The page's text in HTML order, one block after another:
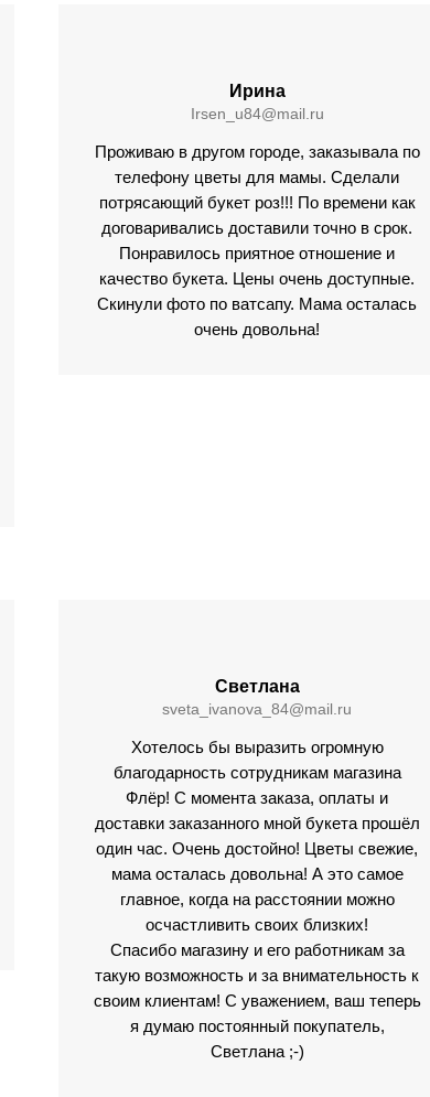
Ирина
Irsen_u84@mail.ru
Проживаю в другом городе, заказывала по
телефону цветы для мамы. Сделали
потрясающий букет роз!!! По времени как
договаривались доставили точно в срок.
Понравилось приятное отношение и
качество букета. Цены очень доступные.
Скинули фото по ватсапу. Мама осталась
очень довольна!
Светлана
sveta_ivаnova_84@mail.ru
Хотелось бы выразить огромную
благодарность сотрудникам магазина
Флёр! С момента заказа, оплаты и
доставки заказанного мной букета прошёл
один час. Очень достойно! Цветы свежие,
мама осталась довольна! А это самое
главное, когда на расстоянии можно
осчастливить своих близких!
Спасибо магазину и его работникам за
такую возможность и за внимательность к
своим клиентам! С уважением, ваш теперь
я думаю постоянный покупатель,
Светлана ;-)